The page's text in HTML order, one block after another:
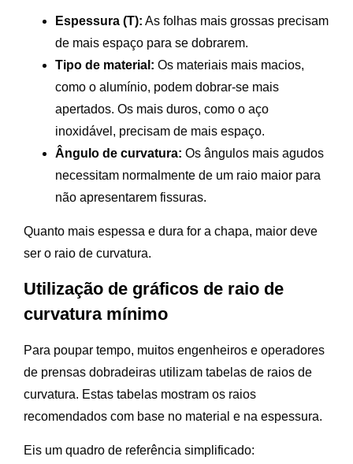
Espessura (T): As folhas mais grossas precisam
de mais espaço para se dobrarem.
Tipo de material: Os materiais mais macios,
como o alumínio, podem dobrar-se mais
apertados. Os mais duros, como o aço
inoxidável, precisam de mais espaço.
Ângulo de curvatura: Os ângulos mais agudos
necessitam normalmente de um raio maior para
não apresentarem fissuras.
Quanto mais espessa e dura for a chapa, maior deve
ser o raio de curvatura.
Utilização de gráficos de raio de
curvatura mínimo
Para poupar tempo, muitos engenheiros e operadores
de prensas dobradeiras utilizam tabelas de raios de
curvatura. Estas tabelas mostram os raios
recomendados com base no material e na espessura.
Eis um quadro de referência simplificado: